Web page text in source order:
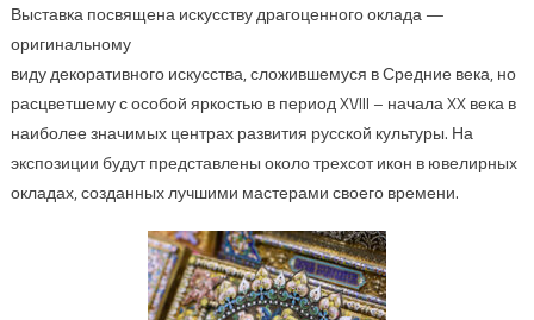
Выставка посвящена искусству драгоценного оклада —
оригинальному
виду декоративного искусства, сложившемуся в Средние века, но
расцветшему с особой яркостью в период XVIII – начала XX века в
наиболее значимых центрах развития русской культуры. На
экспозиции будут представлены около трехсот икон в ювелирных
окладах, созданных лучшими мастерами своего времени.